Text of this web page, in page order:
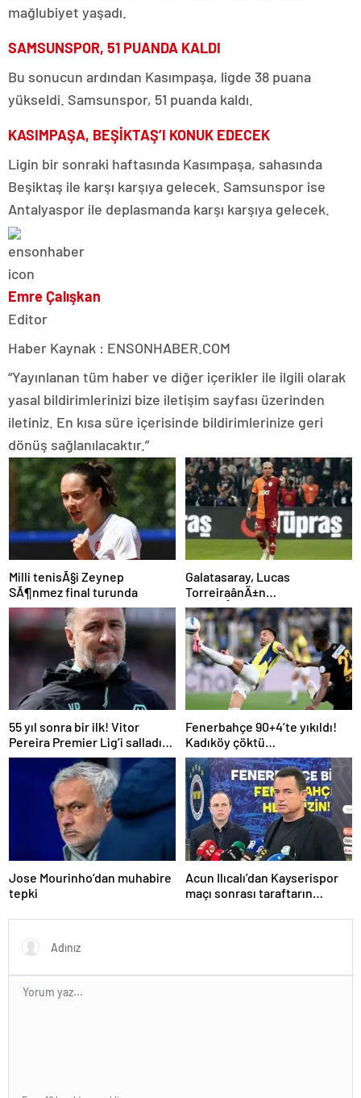
mağlubiyet yaşadı.
SAMSUNSPOR, 51 PUANDA KALDI
Bu sonucun ardından Kasımpaşa, ligde 38 puana
yükseldi. Samsunspor, 51 puanda kaldı.
KASIMPAŞA, BEŞİKTAŞ’I KONUK EDECEK
Ligin bir sonraki haftasında Kasımpaşa, sahasında
Beşiktaş ile karşı karşıya gelecek. Samsunspor ise
Antalyaspor ile deplasmanda karşı karşıya gelecek.
Emre Çalışkan
Editor
Haber Kaynak : ENSONHABER.COM
“Yayınlanan tüm haber ve diğer içerikler ile ilgili olarak
yasal bildirimlerinizi bize iletişim sayfası üzerinden
iletiniz. En kısa süre içerisinde bildirimlerinize geri
dönüş sağlanılacaktır.”
Milli tenisÃ§i Zeynep
SÃ¶nmez final turunda
Galatasaray, Lucas
TorreiraânÄ±n
sÃ¶zleÅmesini uzattÄ±
55 yıl sonra bir ilk! Vitor
Pereira Premier Lig’i salladı…
Fenerbahçe 90+4’te yıkıldı!
Kadıköy çöktü…
Jose Mourinho’dan muhabire
tepki
Acun Ilıcalı’dan Kayserispor
maçı sonrası taraftarın